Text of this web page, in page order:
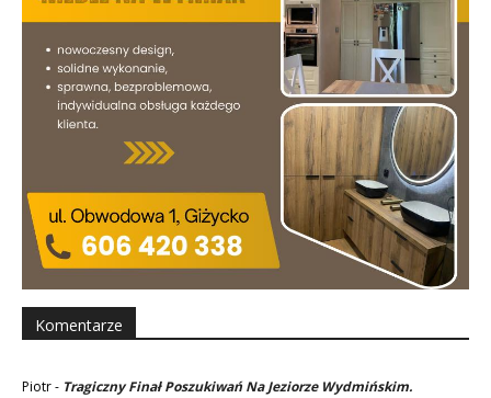
Komentarze
Piotr- Tragiczny Finał Poszukiwań Na Jeziorze Wydmińskim.